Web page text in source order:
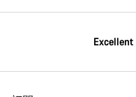
Excellent